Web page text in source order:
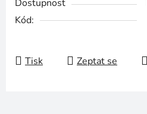
Dostupnost
Kód:
Tisk Zeptat se